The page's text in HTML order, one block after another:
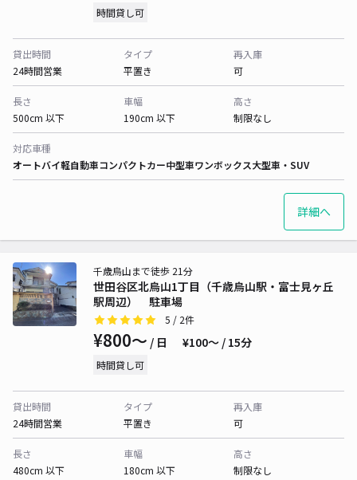
時間貸し可
貸出時間
24時間営業
タイプ
平置き
再入庫
可
長さ
500cm 以下
車幅
190cm 以下
高さ
制限なし
対応車種
オートバイ軽自動車コンパクトカー中型車ワンボックス大型車・SUV
詳細へ
世田谷区北烏山1丁目（千歳烏山駅・富士見ヶ丘
駅周辺） 駐車場
千歳烏山まで徒歩 21分
5 / 2件
¥800〜 / 日 ¥100〜 / 15分
時間貸し可
貸出時間
24時間営業
タイプ
平置き
再入庫
可
長さ
480cm 以下
車幅
180cm 以下
高さ
制限なし